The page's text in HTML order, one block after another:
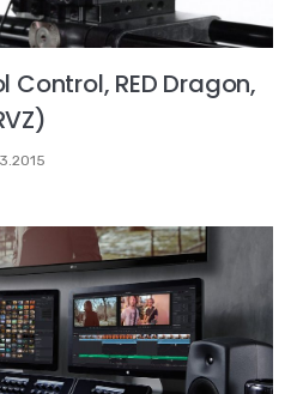
RED Dragon,